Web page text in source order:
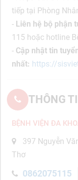
tiếp tại Phòng
- Liên hệ bộ phận
115 hoặc hotline
- Cập nhật tin
nhất: https://
THÔNG
BỆNH VIỆN ĐA
397 Nguyễn
Thơ
0862075115